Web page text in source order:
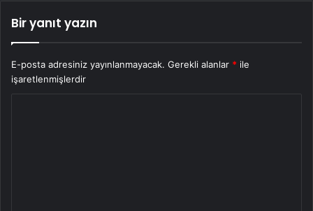
Bir yanıt yazın
E-posta adresiniz yayınlanmayacak. Gerekli alanlar * ile
işaretlenmişlerdir